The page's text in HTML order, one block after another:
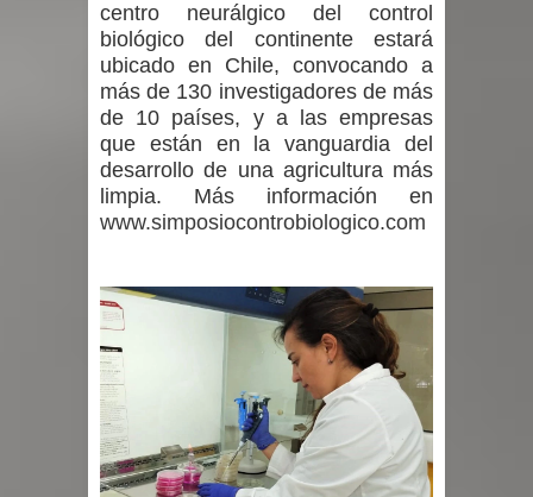
centro neurálgico del control
biológico del continente estará
ubicado en Chile, convocando a
más de 130 investigadores de más
de 10 países, y a las empresas
que están en la vanguardia del
desarrollo de una agricultura más
limpia. Más información en
www.simposiocontrobiologico.com